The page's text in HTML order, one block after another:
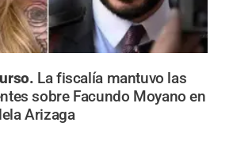
La fiscalía mantuvo las
sobre Facundo Moyano en
Arizaga